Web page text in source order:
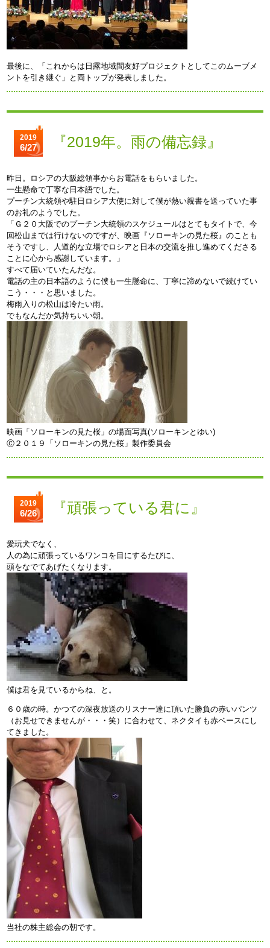
最後に、「これからは日露地域間友好プロジェクトとしてこのムーブメ
ントを引き継ぐ」と両トップが発表しました。
2019
6/27 『2019年。雨の備忘録』
昨日。ロシアの大阪総領事からお電話をもらいました。
一生懸命で丁寧な日本語でした。
プーチン大統領や駐日ロシア大使に対して僕が熱い親書を送っていた事
のお礼のようでした。
「Ｇ２０大阪でのプーチン大統領のスケジュールはとてもタイトで、今
回松山までは行けないのですが、映画『ソローキンの見た桜』のことも
そうですし、人道的な立場でロシアと日本の交流を推し進めてくださる
ことに心から感謝しています。」
すべて届いていたんだな。
電話の主の日本語のように僕も一生懸命に、丁寧に諦めないで続けてい
こう・・・と思いました。
梅雨入りの松山は冷たい雨。
でもなんだか気持ちいい朝。
映画「ソローキンの見た桜」の場面写真(ソローキンとゆい)
Ⓒ２０１９「ソローキンの見た桜」製作委員会
2019
6/26 『頑張っている君に』
愛玩犬でなく、
人の為に頑張っているワンコを目にするたびに、
頭をなでてあげたくなります。
僕は君を見ているからね、と。
６０歳の時。かつての深夜放送のリスナー達に頂いた勝負の赤いパンツ
（お見せできませんが・・・笑）に合わせて、ネクタイも赤ベースにし
てきました。
当社の株主総会の朝です。